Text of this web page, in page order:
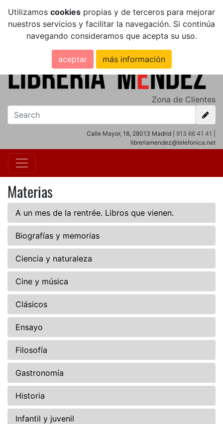
Utilizamos cookies propias y de terceros para mejorar
nuestros servicios y facilitar la navegación. Si continúa
navegando consideramos que acepta su uso.
aceptar más información
Zona de Clientes
Calle Mayor, 18, 28013 Madrid | 913 66 41 41
libreriamendez@telefonica.net
Materias
A un mes de la rentrée. Libros que vienen.
Biografías y memorias
Ciencia y naturaleza
Cine y música
Clásicos
Ensayo
Filosofía
Gastronomía
Historia
Infantil y juvenil